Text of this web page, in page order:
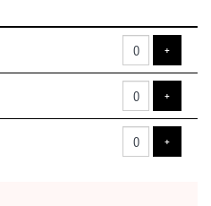
Aantal
+VOEG
+VOEG
+VOEG